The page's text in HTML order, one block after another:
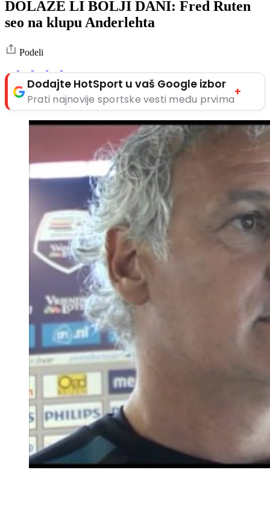
DOLAZE LI BOLJI DANI: Fred Ruten
seo na klupu Anderlehta
Podeli
Dodajte HotSport u vaš Google izbor
Prati najnovije sportske vesti među prvima
+